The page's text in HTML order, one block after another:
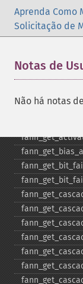
Aprenda Como
Solicitação de
Notas de
Não há notas
fann_​destroy